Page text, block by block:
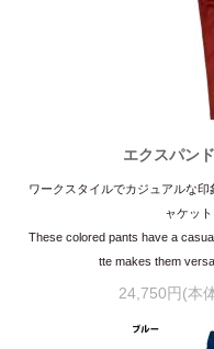
エクスパン
ワークスタイルでカジュアルな
ャケッ
These colored pants have a
tte makes them
24,750円(本